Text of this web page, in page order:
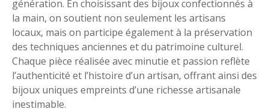
génération. En choisissant des bijoux confectionnés à
la main, on soutient non seulement les artisans
locaux, mais on participe également à la préservation
des techniques anciennes et du patrimoine culturel.
Chaque pièce réalisée avec minutie et passion reflète
l’authenticité et l’histoire d’un artisan, offrant ainsi des
bijoux uniques empreints d’une richesse artisanale
inestimable.